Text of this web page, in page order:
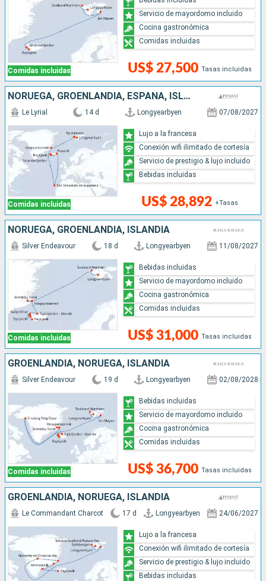
Comidas incluidas US$ 27,500 Tasas incluidas
Servicio de mayordomo incluido
Cocina gastronómica
Comidas incluidas
NORUEGA, GROENLANDIA, ESPAÑA, ISLANDIA
Comidas incluidas
Le Lyrial 14 d Longyearbyen 07/08/2027
US$ 28,892 +Tasas
Lujo a la francesa
Conexión wifi ilimitado de cortesía
Servicio de prestigio & lujo incluido
Bebidas incluidas
NORUEGA, GROENLANDIA, ISLANDIA
Comidas incluidas
Silver Endeavour 18 d Longyearbyen 11/08/2027
US$ 31,000 Tasas incluidas
Bebidas incluidas
Servicio de mayordomo incluido
Cocina gastronómica
Comidas incluidas
GROENLANDIA, NORUEGA, ISLANDIA
Comidas incluidas
Silver Endeavour 19 d Longyearbyen 02/08/2028
US$ 36,700 Tasas incluidas
Bebidas incluidas
Servicio de mayordomo incluido
Cocina gastronómica
Comidas incluidas
GROENLANDIA, NORUEGA, ISLANDIA
Le Commandant Charcot 17 d Longyearbyen 24/06/2027
Lujo a la francesa
Conexión wifi ilimitado de cortesía
Servicio de prestigio & lujo incluido
Bebidas incluidas